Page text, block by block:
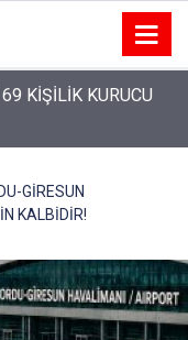
69 KİŞİLİK KURUCU
GİRESUN
KALBİDİR!